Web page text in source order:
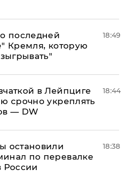
последней
Кремля, которую
18:49
в Лейпциге
срочно укреплять
— DW
18:44
остановили
по перевалке
России
18:38